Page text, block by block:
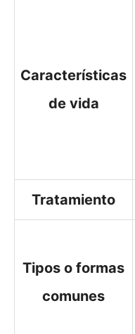
Características
de vida
Tratamiento
Tipos o formas
comunes